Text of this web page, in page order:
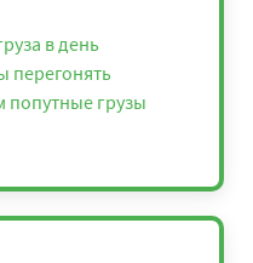
в день
перегонять
попутные грузы